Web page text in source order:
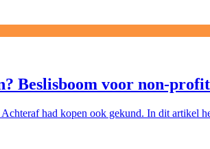
Beslisboom voor non-
had kopen ook gekund. In dit artikel